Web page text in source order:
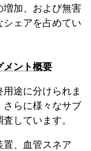
増加、および無害
シェアを占めてい
メント概要
途に分けられま
さらに様々なサブ
しています。
置、血管スネア